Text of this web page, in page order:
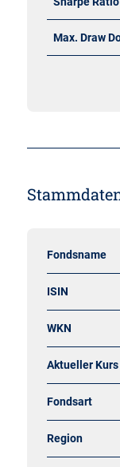
Max. Draw
Fondsname
ISIN
WKN
Aktueller Kurs
Fondsart
Region